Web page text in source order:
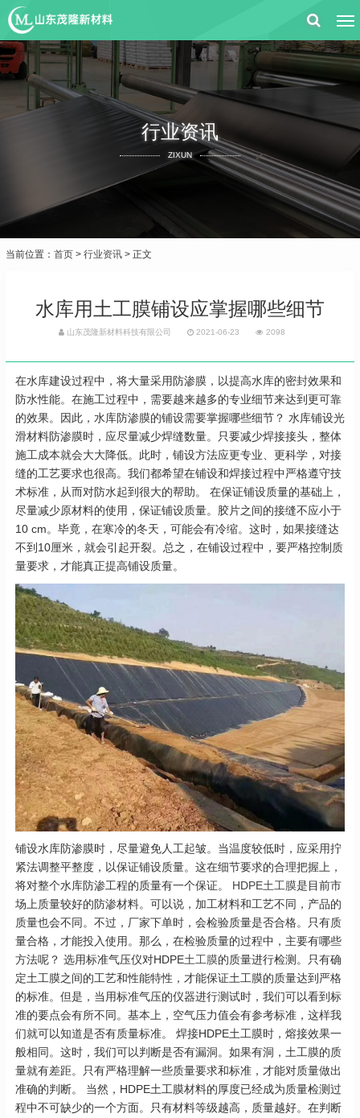
行业资讯
ZIXUN
当前位置： 首页 > 行业资讯 > 正文
水库用土工膜铺设应掌握哪些细节
山东茂隆新材料科技有限公司 2021-06-23 2098
在水库建设过程中，将大量采用防渗膜，以提高水库的密封效果和
防水性能。在施工过程中，需要越来越多的专业细节来达到更可靠
的效果。因此，水库防渗膜的铺设需要掌握哪些细节？ 水库铺设光
滑材料防渗膜时，应尽量减少焊缝数量。只要减少焊接接头，整体
施工成本就会大大降低。此时，铺设方法应更专业、更科学，对接
缝的工艺要求也很高。我们都希望在铺设和焊接过程中严格遵守技
术标准，从而对防水起到很大的帮助。 在保证铺设质量的基础上，
尽量减少原材料的使用，保证铺设质量。胶片之间的接缝不应小于
10 cm。毕竟，在寒冷的冬天，可能会有冷缩。这时，如果接缝达
不到10厘米，就会引起开裂。总之，在铺设过程中，要严格控制质
量要求，才能真正提高铺设质量。
铺设水库防渗膜时，尽量避免人工起皱。当温度较低时，应采用拧
紧法调整平整度，以保证铺设质量。这在细节要求的合理把握上，
将对整个水库防渗工程的质量有一个保证。 HDPE土工膜是目前市
场上质量较好的防渗材料。可以说，加工材料和工艺不同，产品的
质量也会不同。不过，厂家下单时，会检验质量是否合格。只有质
量合格，才能投入使用。那么，在检验质量的过程中，主要有哪些
方法呢？ 选用标准气压仪对HDPE土工膜的质量进行检测。只有确
定土工膜之间的工艺和性能特性，才能保证土工膜的质量达到严格
的标准。但是，当用标准气压的仪器进行测试时，我们可以看到标
准的要点会有所不同。基本上，空气压力值会有参考标准，这样我
们就可以知道是否有质量标准。 焊接HDPE土工膜时，熔接效果一
般相同。这时，我们可以判断是否有漏洞。如果有洞，土工膜的质
量就有差距。只有严格理解一些质量要求和标准，才能对质量做出
准确的判断。 当然，HDPE土工膜材料的厚度已经成为质量检测过
程中不可缺少的一个方面。只有材料等级越高，质量越好。在判断